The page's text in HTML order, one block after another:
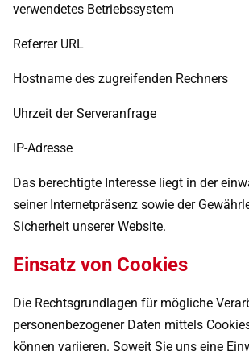
verwendetes Betriebssystem
Referrer URL
Hostname des zugreifenden Rechners
Uhrzeit der Serveranfrage
IP-Adresse
Das berechtigte Interesse liegt in der
seiner Internetpräsenz sowie der
Sicherheit unserer Website.
Einsatz von Cookies
Die Rechtsgrundlagen für mögliche
personenbezogener Daten mittels
können variieren. Soweit Sie uns eine